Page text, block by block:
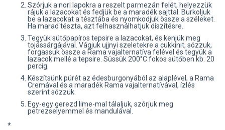
Szórjuk a nori lapokra a reszelt parmezán felét, helyezzük
rájuk a lazacokat és fedjük be a maradék sajttal. Burkoljuk
be a lazacokat a tésztába és nyomkodjuk össze a széleket.
Ha marad tészta, azt felhasználhatjuk díszítésre.
Tegyük sütőpapíros tepsire a lazacokat, és kenjük meg
tojássárgájával. Vágjuk ujjnyi szeletekre a cukkinit, sózzuk,
forgassuk össze a Rama vajalternatíva felével és tegyük a
lazacok mellé a tepsire. Süssük 200°C fokos sütőben kb. 20
percig.
Készítsünk pürét az édesburgonyából az alaplével, a Rama
Cremával és a maradék Rama vajalternatívával, ízlés
szerint sózzuk.
Egy-egy gerezd lime-mal tálaljuk, szórjuk meg
petrezselyemmel és mandulával.
*